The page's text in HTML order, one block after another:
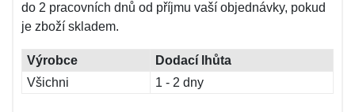
do 2 pracovních dnů od příjmu vaší objednávky, pokud
je zboží skladem.
Výrobce
Dodací lhůta
Všichni
1 - 2 dny